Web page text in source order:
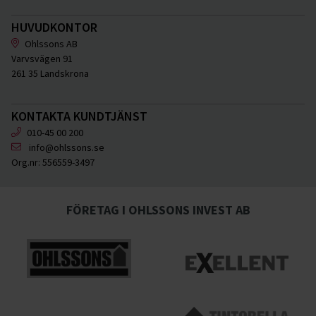
HUVUDKONTOR
Ohlssons AB
Varvsvägen 91
261 35 Landskrona
KONTAKTA KUNDTJÄNST
010-45 00 200
info@ohlssons.se
Org.nr: 556559-3497
FÖRETAG I OHLSSONS INVEST AB